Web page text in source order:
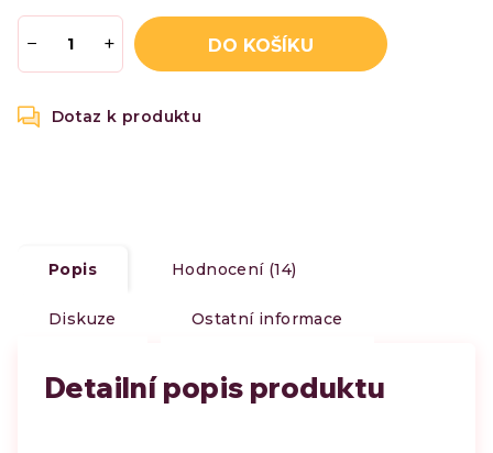
+
− DO KOŠÍKU
Popis Hodnocení (14)
Diskuze Ostatní informace
Detailní popis produktu